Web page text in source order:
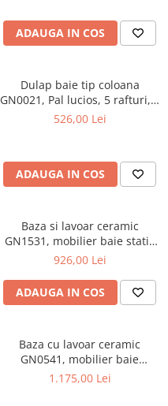
ADAUGA IN COS
Dulap baie tip coloana
GN0021, Pal lucios, 5 rafturi, 4
usi, picioare reglabile,
526,00 Lei
ADAUGA IN COS
Baza si lavoar ceramic
GN1531, mobilier baie stativ
75 cm, front MDF, 2 usi, 3
picioare cromate reglabile,
alb
926,00 Lei
ADAUGA IN COS
Baza cu lavoar ceramic
GN0541, mobilier baie
suspendat 80 cm, front MDF,
1.175,00 Lei